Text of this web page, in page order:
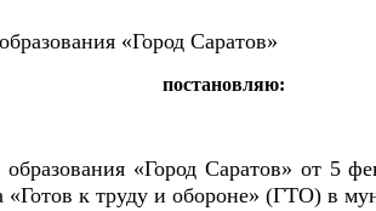
«Город Саратов»
постановляю:
«Город Саратов» от 5
«Готов к труду и обороне» (ГТО) в